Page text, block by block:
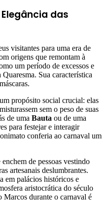
das
visitantes para uma era de
origens que remontam à
um período de excessos e
Sua característica
propósito social crucial: elas
sem o peso de suas
de uma Bauta ou de uma
para festejar e interagir
conferia ao carnaval um
de pessoas vestindo
artesanais deslumbrantes.
em palácios históricos e
aristocrática do século
durante o carnaval é